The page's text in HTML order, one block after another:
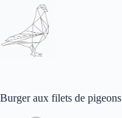
content
Burger aux filets de pigeons